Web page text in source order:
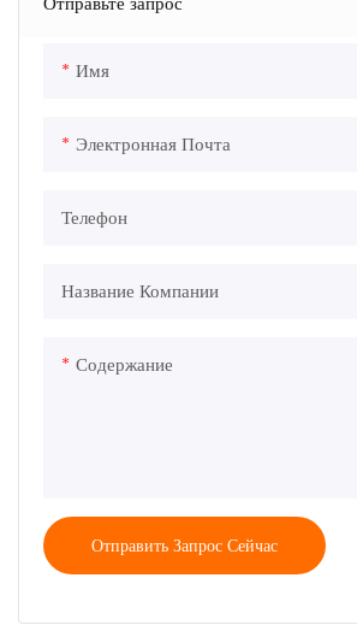
Имя
Электронная Почта
Телефон
Название Компании
Содержание
Отправить Запрос Сейчас